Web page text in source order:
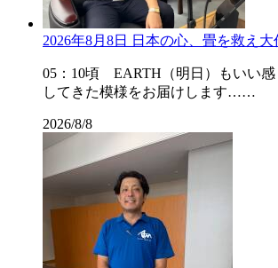
2026年8月8日 日本の心、畳を救え大
05：10頃 EARTH（明日）もいい
してきた模様をお届けします……
2026/8/8